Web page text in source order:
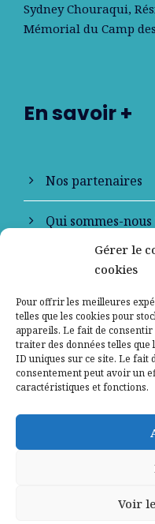
Gérer le
cookies
Pour offrir les meilleures
telles que les cookies pour
appareils. Le fait de
traiter des données telles
ID uniques sur ce site. Le fait
consentement peut avoir un
caractéristiques et fonctions.
Voir
Sydney Chouraqui,
Mémorial du Camp
En savoir +
Nos partenaires
Qui sommes-nous
Contactez-nous
Mentions légales
Politique de